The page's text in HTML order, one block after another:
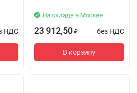
НДС
На складе в Москве
23 912,50 ₽ без НДС
В корзину